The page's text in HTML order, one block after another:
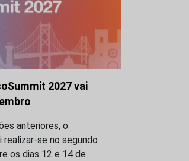
2027 vai
anteriores, o
se no segundo
os dias 12 e 14 de